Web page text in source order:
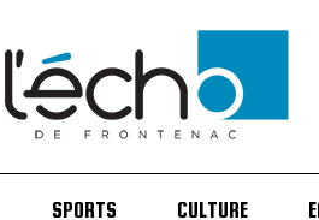
SPORTS CULTURE